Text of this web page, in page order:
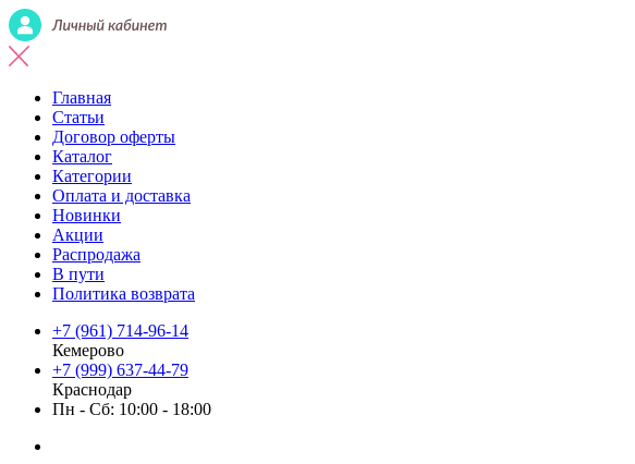
Главная
Статьи
Договор оферты
Каталог
Категории
Оплата и доставка
Новинки
Акции
Распродажа
В пути
Политика возврата
+7 (961) 714-96-14
Кемерово
+7 (999) 637-44-79
Краснодар
Пн - Сб: 10:00 - 18:00